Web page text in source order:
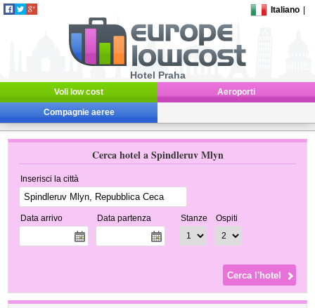
Italiano
Hotel Praha
Voli low cost Aeroporti
Compagnie aeree
Cerca hotel a Spindleruv Mlyn
Inserisci la città
Data arrivo Data partenza Stanze Ospiti